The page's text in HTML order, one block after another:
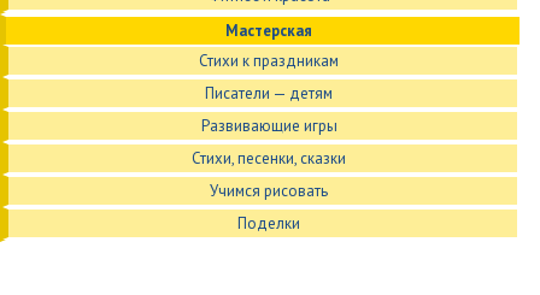
Мастерская
Стихи к праздникам
Писатели — детям
Развивающие игры
Стихи, песенки, сказки
Учимся рисовать
Поделки